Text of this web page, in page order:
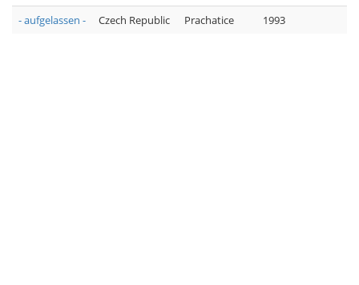
- aufgelassen -
Czech Republic Prachatice 1993